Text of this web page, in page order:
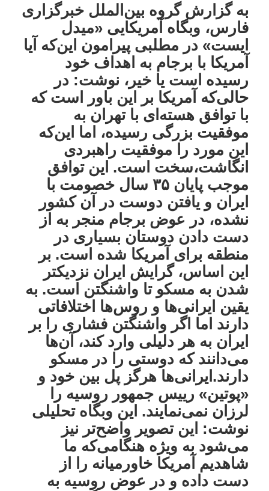
به گزارش گروه بین‌الملل خبرگزاری
فارس، وبگاه آمریکایی «میدل
ایست» در مطلبی پیرامون این‌که آیا
آمریکا با برجام به اهداف خود
رسیده است یا خیر، نوشت: در
حالی‌که آمریکا بر این باور است که
با توافق هسته‌ای با تهران به
موفقیت بزرگی رسیده، اما این‌که
این مورد را موفقیت راهبردی
انگاشت،سخت است. این توافق
موجب پایان ۳۵ سال خصومت با
ایران و یافتن دوست در آن کشور
نشده، در عوض برجام منجر به از
دست دادن دوستان بسیاری در
منطقه برای آمریکا شده است. بر
این اساس، گرایش ایران نزدیکتر
شدن به مسکو تا واشنگتن است. به
یقین ایرانی‌ها و روس‌ها اختلافاتی
دارند اما اگر واشنگتن فشاری را بر
ایران به هر دلیلی وارد کند، آن‌ها
می‌دانند که دوستی را در مسکو
دارند.ایرانی‌ها هرگز پل بین خود و
«پوتین» رییس جمهور روسیه را
لرزان نمی‌نمایند. این وبگاه تحلیلی
نوشت: این تصویر واضح‌تر نیز
می‌شود به ویژه هنگامی‌که ما
شاهدیم آمریکا خاورمیانه را از
دست داده و در عوض روسیه به